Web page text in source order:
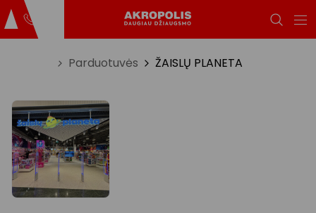
Parduotuvės ŽAISLŲ PLANETA